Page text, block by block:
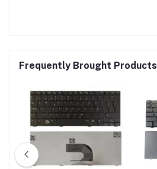
Frequently Brought Products